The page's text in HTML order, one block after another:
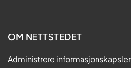
OM NETTSTEDET
Administrere informasjonskapsler